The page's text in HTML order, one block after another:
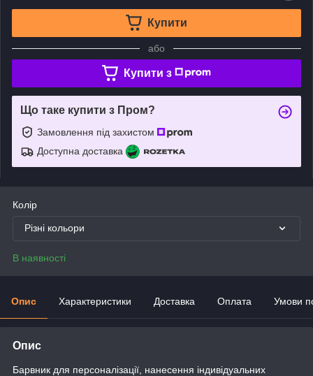
Купити
або
Купити з
Що таке купити з Пром?
Замовлення під захистом
Доступна доставка
Колір
Різні кольори
В наявності
Опис Характеристики Доставка Оплата Умови
Опис
Барвник для персоналізації, нанесення індивідуальних